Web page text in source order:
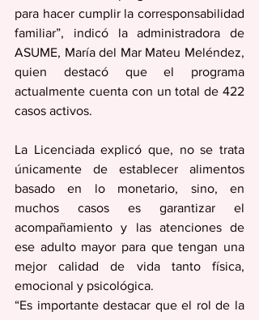
para hacer cumplir la corresponsabilidad
familiar”, indicó la administradora de
ASUME, María del Mar Mateu Meléndez,
quien destacó que el programa
actualmente cuenta con un total de 422
casos activos.
La Licenciada explicó que, no se trata
únicamente de establecer alimentos
basado en lo monetario, sino, en
muchos casos es garantizar el
acompañamiento y las atenciones de
ese adulto mayor para que tengan una
mejor calidad de vida tanto física,
emocional y psicológica.
“Es importante destacar que el rol de la